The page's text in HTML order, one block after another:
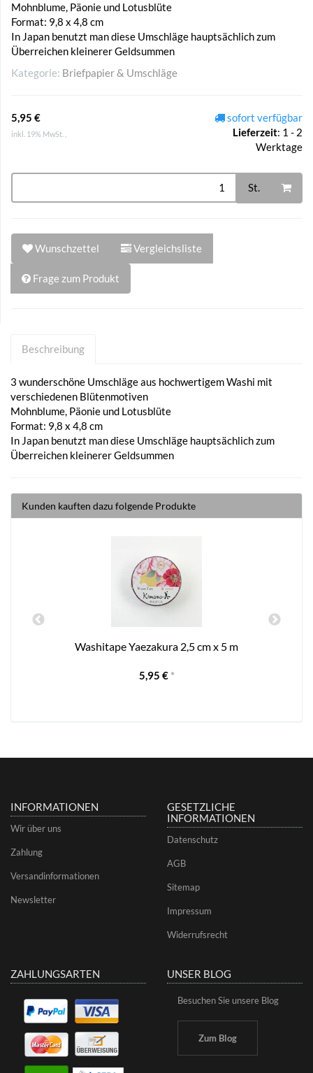
Mohnblume, Päonie und Lotusblüte
Format: 9,8 x 4,8 cm
In Japan benutzt man diese Umschläge hauptsächlich zum
Überreichen kleinerer Geldsummen
Kategorie: Briefpapier & Umschläge
5,95 €
inkl. 19% MwSt. ,
sofort verfügbar
Lieferzeit: 1 - 2
Werktage
St.
Wunschzettel Vergleichsliste
Frage zum Produkt
Beschreibung
3 wunderschöne Umschläge aus hochwertigem Washi mit
verschiedenen Blütenmotiven
Mohnblume, Päonie und Lotusblüte
Format: 9,8 x 4,8 cm
In Japan benutzt man diese Umschläge hauptsächlich zum
Überreichen kleinerer Geldsummen
Kunden kauften dazu folgende Produkte
Washitape Yaezakura 2,5 cm x 5 m
5,95 € *
INFORMATIONEN
Wir über uns
Zahlung
Versandinformationen
Newsletter
GESETZLICHE
INFORMATIONEN
Datenschutz
AGB
Sitemap
Impressum
Widerrufsrecht
ZAHLUNGSARTEN UNSER BLOG
Besuchen Sie unsere Blog
Zum Blog